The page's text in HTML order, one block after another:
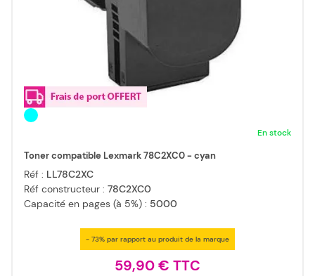
En stock
Toner compatible Lexmark 78C2XC0 - cyan
Réf : LL78C2XC
Réf constructeur : 78C2XC0
Capacité en pages (à 5%) : 5000
- 73% par rapport au produit de la marque
59,90 €